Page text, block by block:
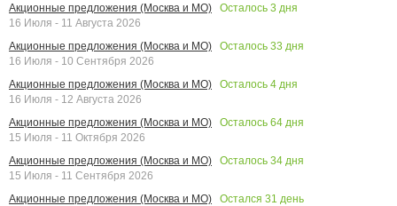
Акционные предложения (Москва и МО)
Осталось 3 дня
16 Июля - 11 Августа 2026
Акционные предложения (Москва и МО)
Осталось 33 дня
16 Июля - 10 Сентября 2026
Акционные предложения (Москва и МО)
Осталось 4 дня
16 Июля - 12 Августа 2026
Акционные предложения (Москва и МО)
Осталось 64 дня
15 Июля - 11 Октября 2026
Акционные предложения (Москва и МО)
Осталось 34 дня
15 Июля - 11 Сентября 2026
Акционные предложения (Москва и МО)
Остался 31 день